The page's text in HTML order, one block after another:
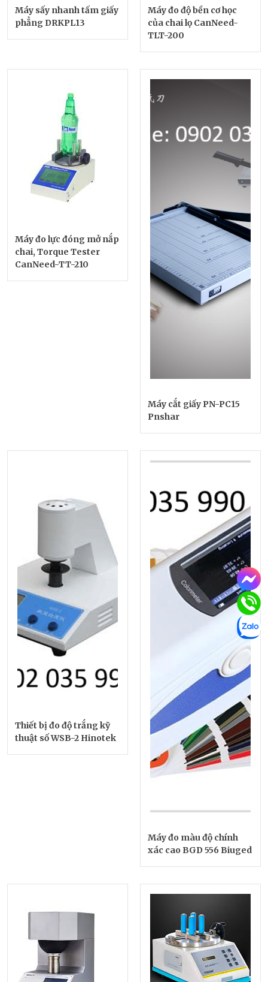
Máy sấy nhanh tấm giấy
phẳng DRKPL13
Máy đo độ bền cơ học
của chai lọ CanNeed-
TLT-200
Máy đo lực đóng mở nắp
chai, Torque Tester
CanNeed-TT-210
Máy cắt giấy PN-PC15
Pnshar
Thiết bị đo độ trắng kỹ
thuật số WSB-2 Hinotek
Máy đo màu độ chính
xác cao BGD 556 Biuged